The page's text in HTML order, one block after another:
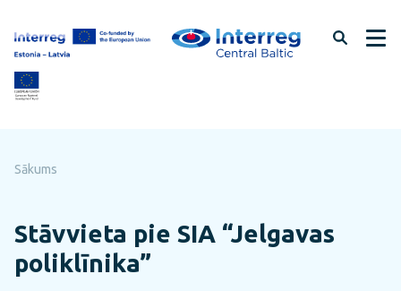
uz
lapas
saturu
Sākums
Stāvvieta pie SIA “Jelgavas
poliklīnika”